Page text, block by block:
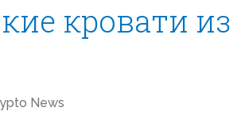
кровати из
News